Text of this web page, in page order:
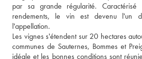
par sa grande régularité.
rendements, le vin est devenu l'un
l'appellation.
Les vignes s'étendent sur 20 hectares
communes de Sauternes, Bommes et
idéale et les bonnes conditions sont